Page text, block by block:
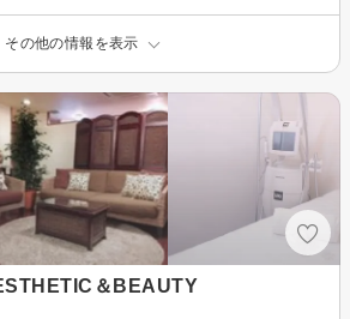
その他の情報を表示
＆BEAUTY